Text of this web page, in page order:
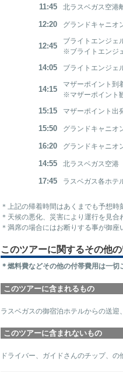
11:45 北ラスベガス空港
12:20 グランドキャニオ
12:45
ブライトエンジェ
※ブライトエンジ
14:05 ブライトエンジェ
14:15
マザーポイント到
※マザーポイント
15:15 マザーポイント出
15:50 グランドキャニオ
16:20 グランドキャニオ
14:55 北ラスベガス空港
17:45 ラスベガス各ホテ
＊上記の帰着時間はあくまでも予想時
＊天候の悪化、災害により運行を見合
＊満席の場合にはお断りする事が御座
このツアーに関するその他
＊燃料費などその他の付帯費用は一切
このツアーに含まれるもの
ラスベガスの御宿泊ホテルからの送
このツアーに含まれないもの
ドライバー、ガイドさんのチップ、